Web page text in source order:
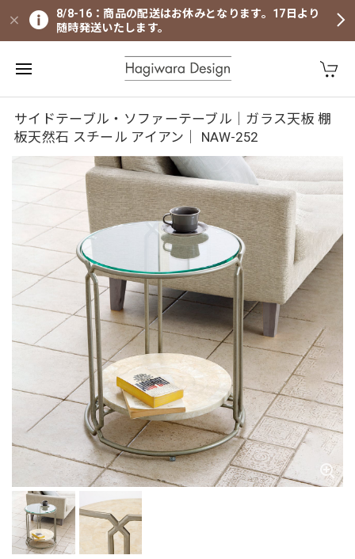
8/8-16：商品の配送はお休みとなります。17日より
随時発送いたします。
サイドテーブル・ソファーテーブル｜ガラス天板 棚
板天然石 スチール アイアン｜ NAW-252